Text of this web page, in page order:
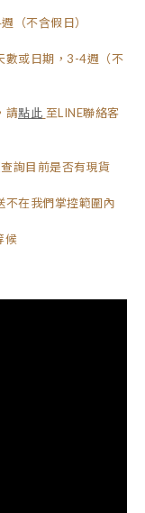
（不含假日）
數或日期，3-4週（不
請點此 至LINE聯絡客
詢目前是否有現貨
在我們掌控範圍內
候